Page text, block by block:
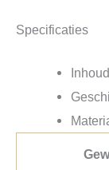
Specificaties